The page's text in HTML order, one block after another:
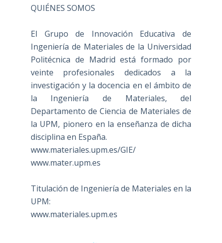
QUIÉNES SOMOS
El Grupo de Innovación Educativa de
Ingeniería de Materiales de la Universidad
Politécnica de Madrid está formado por
veinte profesionales dedicados a la
investigación y la docencia en el ámbito de
la Ingeniería de Materiales, del
Departamento de Ciencia de Materiales de
la UPM, pionero en la enseñanza de dicha
disciplina en España.
www.materiales.upm.es/GIE/
www.mater.upm.es
Titulación de Ingeniería de Materiales en la
UPM:
www.materiales.upm.es